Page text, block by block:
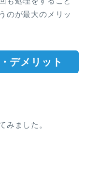
のが最大のメリッ
デメリット
みました。